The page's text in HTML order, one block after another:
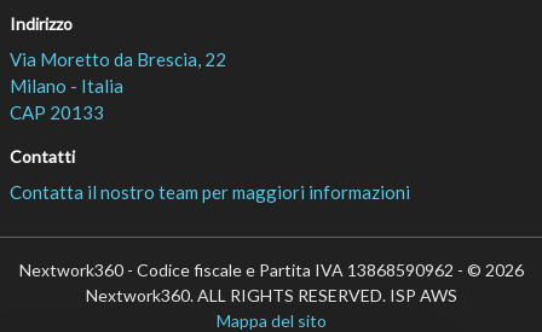
Indirizzo
Via Moretto da Brescia, 22
Milano - Italia
CAP 20133
Contatti
Contatta il nostro team per maggiori informazioni
Nextwork360 - Codice fiscale e Partita IVA 13868590962 - © 2026
Nextwork360. ALL RIGHTS RESERVED. ISP AWS
Mappa del sito